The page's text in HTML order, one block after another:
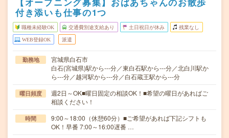
付き添いも仕事の1つ
職種未経験OK 交通費別途支給あり 土日祝日が休み 残業なし
WEB登録OK 派遣
勤務地
宮城県白石市
白石(宮城県)駅から---分／東白石駅から---分／北白川駅か
ら---分／越河駅から---分／白石蔵王駅から---分
曜日頻度
週2日～OK■曜日固定の相談OK！■希望の曜日があればご
相談ください！
時間
9:00～18:00（休憩60分）■ご希望があれば下記シフトも
OK！早番 7:00～16:00遅番 …